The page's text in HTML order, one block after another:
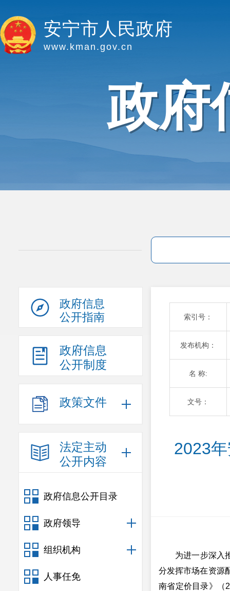
安宁市人民政府
www.kman.gov.cn
政府
政府信息
公开指南
政府信息
公开制度
政策文件
法定主动
公开内容
政府信息公开目录
政府领导
组织机构
人事任免
索引号：
发布机构：
名 称:
文号：
2023
为进一步深入
分发挥市场在资源
南省定价目录》（